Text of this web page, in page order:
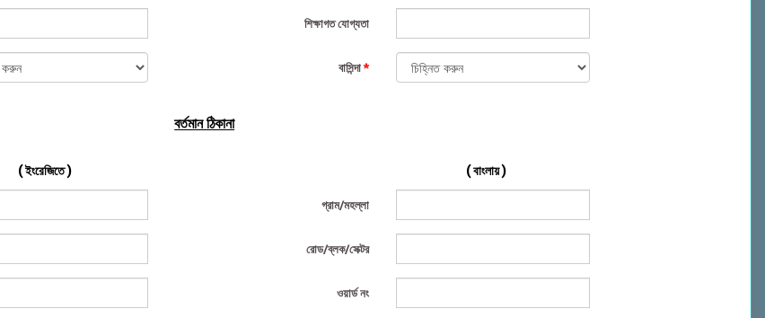
শিক্ষাগত যোগ্যতা
বাসিন্দা*
বর্তমান ঠিকানা
( ইংরেজিতে ) ( বাংলায় )
গ্রাম/মহল্লা
রোড/ব্লক/সেক্টর
ওয়ার্ড নং